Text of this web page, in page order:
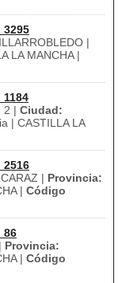
3295
|
LA MANCHA |
2 | Ciudad:
| CASTILLA LA
2516
| Provincia:
| Código
86
Provincia:
| Código